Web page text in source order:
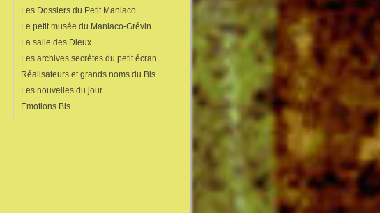
Les Dossiers du Petit Maniaco
Le petit musée du Maniaco-Grévin
La salle des Dieux
Les archives secrètes du petit écran
Réalisateurs et grands noms du Bis
Les nouvelles du jour
Emotions Bis